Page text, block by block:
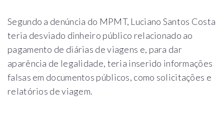
Segundo a denúncia do MPMT, Luciano Santos Costa
teria desviado dinheiro público relacionado ao
pagamento de diárias de viagens e, para dar
aparência de legalidade, teria inserido informações
falsas em documentos públicos, como solicitações e
relatórios de viagem.